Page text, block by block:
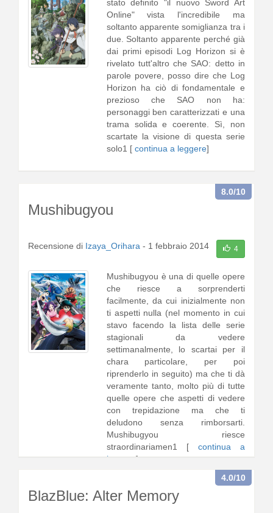
stato definito "il nuovo Sword Art
Online" vista l'incredibile ma
soltanto apparente somiglianza tra i
due. Soltanto apparente perché già
dai primi episodi Log Horizon si è
rivelato tutt'altro che SAO: detto in
parole povere, posso dire che Log
Horizon ha ciò di fondamentale e
prezioso che SAO non ha:
personaggi ben caratterizzati e una
trama solida e coerente. Sì, non
scartate la visione di questa serie
solo1 [ continua a leggere]
Mushibugyou
8.0/10
Recensione di Izaya_Orihara - 1 febbraio 2014 4
Mushibugyou è una di quelle opere
che riesce a sorprenderti
facilmente, da cui inizialmente non
ti aspetti nulla (nel momento in cui
stavo facendo la lista delle serie
stagionali da vedere
settimanalmente, lo scartai per il
chara particolare, per poi
riprenderlo in seguito) ma che ti dà
veramente tanto, molto più di tutte
quelle opere che aspetti di vedere
con trepidazione ma che ti
deludono senza rimborsarti.
Mushibugyou riesce
straordinariamen1 [ continua a
leggere]
BlazBlue: Alter Memory
4.0/10